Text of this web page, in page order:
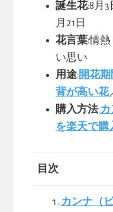
誕生花:8月3
月21日
花言葉:情
い思い
用途: 開花
背が高い花
購入方法:
を楽天で購
目次
カンナ（